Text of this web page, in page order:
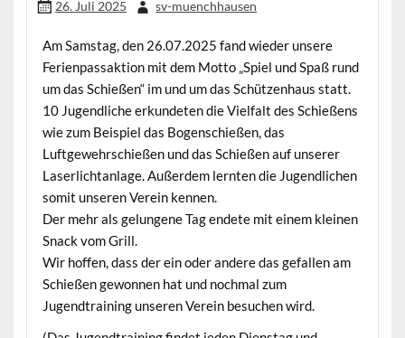
26. Juli 2025 sv-muenchhausen
Am Samstag, den 26.07.2025 fand wieder unsere
Ferienpassaktion mit dem Motto „Spiel und Spaß rund
um das Schießen“ im und um das Schützenhaus statt.
10 Jugendliche erkundeten die Vielfalt des Schießens
wie zum Beispiel das Bogenschießen, das
Luftgewehrschießen und das Schießen auf unserer
Laserlichtanlage. Außerdem lernten die Jugendlichen
somit unseren Verein kennen.
Der mehr als gelungene Tag endete mit einem kleinen
Snack vom Grill.
Wir hoffen, dass der ein oder andere das gefallen am
Schießen gewonnen hat und nochmal zum
Jugendtraining unseren Verein besuchen wird.